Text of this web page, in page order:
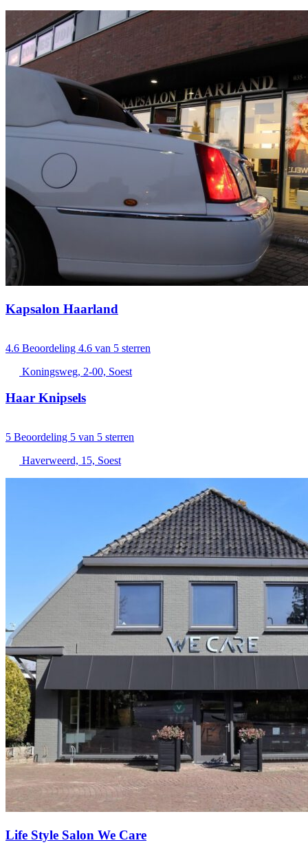
Kapsalon Haarland
4.6 Beoordeling 4.6 van 5 sterren
Koningsweg, 2-00, Soest
Haar Knipsels
5 Beoordeling 5 van 5 sterren
Haverweerd, 15, Soest
Life Style Salon We Care